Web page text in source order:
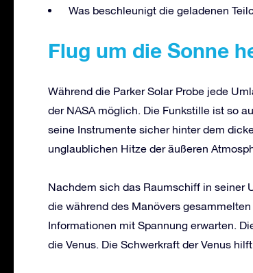
Was beschleunigt die geladenen
Flug um die Sonne
Während die Parker Solar Probe jede
der NASA möglich. Die Funkstille ist so
seine Instrumente sicher hinter dem
unglaublichen Hitze der äußeren
Nachdem sich das Raumschiff in seiner
die während des Manövers
Informationen mit Spannung erwarten.
die Venus. Die Schwerkraft der Venus